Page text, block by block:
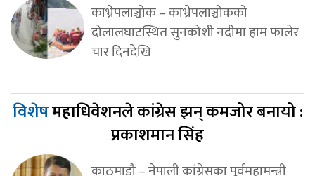
काभ्रेपलाञ्चोक – काभ्रेपलाञ्चोकको
दोलालघाटस्थित सुनकोशी नदीमा हाम फालेर
चार दिनदेखि
विशेषमहाधिवेशनले कांग्रेस झन् कमजोर बनायो :
प्रकाशमान सिंह
काठमाडौं – नेपाली कांग्रेसका पूर्वमहामन्त्री